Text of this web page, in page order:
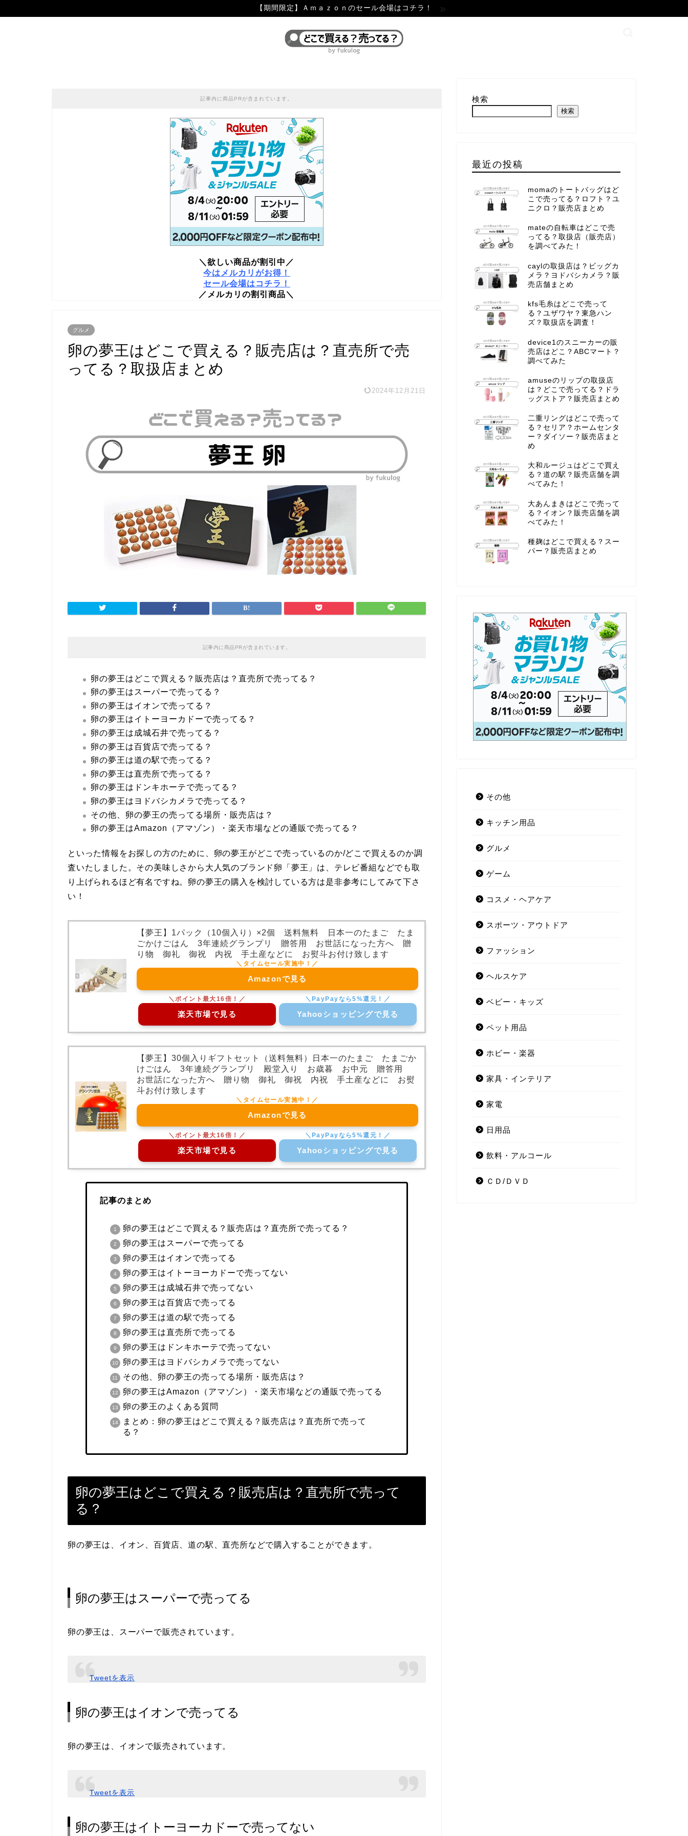
【期間限定】Ａｍａｚｏｎのセール会場はコチラ！
記事内に商品PRが含まれています。
＼欲しい商品が割引中／
今はメルカリがお得！
セール会場はコチラ！
／メルカリの割引商品＼
グルメ
卵の夢王はどこで買える？販売店は？直売所で売
ってる？取扱店まとめ
2024年12月21日
記事内に商品PRが含まれています。
卵の夢王はどこで買える？販売店は？直売所で売ってる？
卵の夢王はスーパーで売ってる？
卵の夢王はイオンで売ってる？
卵の夢王はイトーヨーカドーで売ってる？
卵の夢王は成城石井で売ってる？
卵の夢王は百貨店で売ってる？
卵の夢王は道の駅で売ってる？
卵の夢王は直売所で売ってる？
卵の夢王はドンキホーテで売ってる？
卵の夢王はヨドバシカメラで売ってる？
その他、卵の夢王の売ってる場所・販売店は？
卵の夢王はAmazon（アマゾン）・楽天市場などの通販で売ってる？
といった情報をお探しの方のために、卵の夢王がどこで売っているのか/どこで買えるのか調
査いたしました。その美味しさから大人気のブランド卵「夢王」は、テレビ番組などでも取
り上げられるほど有名ですね。卵の夢王の購入を検討している方は是非参考にしてみて下さ
い！
【夢王】1パック（10個入り）×2個 送料無料 日本一のたまご たま
ごかけごはん 3年連続グランプリ 贈答用 お世話になった方へ 贈
り物 御礼 御祝 内祝 手土産などに お熨斗お付け致します
Amazonで見る
楽天市場で見る Yahooショッピングで見る
【夢王】30個入りギフトセット（送料無料）日本一のたまご たまごか
けごはん 3年連続グランプリ 殿堂入り お歳暮 お中元 贈答用
お世話になった方へ 贈り物 御礼 御祝 内祝 手土産などに お熨
斗お付け致します
Amazonで見る
楽天市場で見る Yahooショッピングで見る
記事のまとめ
卵の夢王はどこで買える？販売店は？直売所で売ってる？
卵の夢王はスーパーで売ってる
卵の夢王はイオンで売ってる
卵の夢王はイトーヨーカドーで売ってない
卵の夢王は成城石井で売ってない
卵の夢王は百貨店で売ってる
卵の夢王は道の駅で売ってる
卵の夢王は直売所で売ってる
卵の夢王はドンキホーテで売ってない
卵の夢王はヨドバシカメラで売ってない
その他、卵の夢王の売ってる場所・販売店は？
卵の夢王はAmazon（アマゾン）・楽天市場などの通販で売ってる
卵の夢王のよくある質問
まとめ：卵の夢王はどこで買える？販売店は？直売所で売って
る？
卵の夢王はどこで買える？販売店は？直売所で売って
る？
卵の夢王は、イオン、百貨店、道の駅、直売所などで購入することができます。
卵の夢王はスーパーで売ってる
卵の夢王は、スーパーで販売されています。
Tweetを表示
卵の夢王はイオンで売ってる
卵の夢王は、イオンで販売されています。
Tweetを表示
卵の夢王はイトーヨーカドーで売ってない
検索
検索
最近の投稿
momaのトートバッグはど
こで売ってる？ロフト？ユ
ニクロ？販売店まとめ
mateの自転車はどこで売
ってる？取扱店（販売店）
を調べてみた！
caylの取扱店は？ビッグカ
メラ？ヨドバシカメラ？販
売店舗まとめ
kfs毛糸はどこで売って
る？ユザワヤ？東急ハン
ズ？取扱店を調査！
device1のスニーカーの販
売店はどこ？ABCマート？
調べてみた
amuseのリップの取扱店
は？どこで売ってる？ドラ
ッグストア？販売店まとめ
二重リングはどこで売って
る？セリア？ホームセンタ
ー？ダイソー？販売店まと
め
大和ルージュはどこで買え
る？道の駅？販売店舗を調
べてみた！
大あんまきはどこで売って
る？イオン？販売店舗を調
べてみた！
種麹はどこで買える？スー
パー？販売店まとめ
その他
キッチン用品
グルメ
ゲーム
コスメ・ヘアケア
スポーツ・アウトドア
ファッション
ヘルスケア
ベビー・キッズ
ペット用品
ホビー・楽器
家具・インテリア
家電
日用品
飲料・アルコール
ＣＤ/ＤＶＤ